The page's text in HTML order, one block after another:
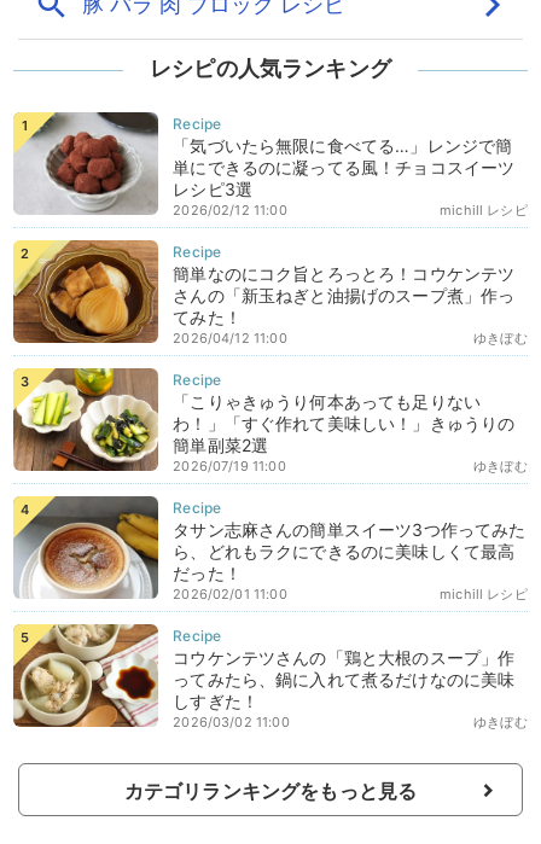
レシピの人気ランキング
「気づいたら無限に食べてる…」レンジで簡
単にできるのに凝ってる風！チョコスイーツ
レシピ3選
michill レシピ
2026/02/12 11:00
簡単なのにコク旨とろっとろ！コウケンテツ
さんの「新玉ねぎと油揚げのスープ煮」作っ
てみた！
ゆきぼむ
2026/04/12 11:00
「こりゃきゅうり何本あっても足りない
わ！」「すぐ作れて美味しい！」きゅうりの
簡単副菜2選
ゆきぼむ
2026/07/19 11:00
タサン志麻さんの簡単スイーツ3つ作ってみた
ら、どれもラクにできるのに美味しくて最高
だった！
michill レシピ
2026/02/01 11:00
コウケンテツさんの「鶏と大根のスープ」作
ってみたら、鍋に入れて煮るだけなのに美味
しすぎた！
ゆきぼむ
2026/03/02 11:00
カテゴリランキングをもっと見る